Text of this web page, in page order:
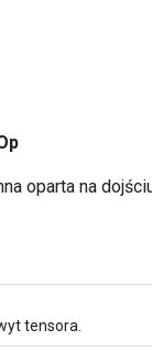
oparta na
tensora.